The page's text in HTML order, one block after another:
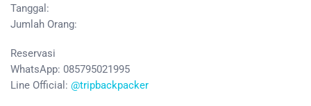
Tanggal:
Jumlah Orang:
Reservasi
WhatsApp: 085795021995
Line Official: @tripbackpacker